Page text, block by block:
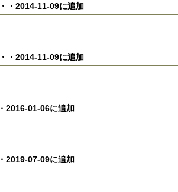
・2014-11-09に追加
・2014-11-09に追加
2016-01-06に追加
2019-07-09に追加